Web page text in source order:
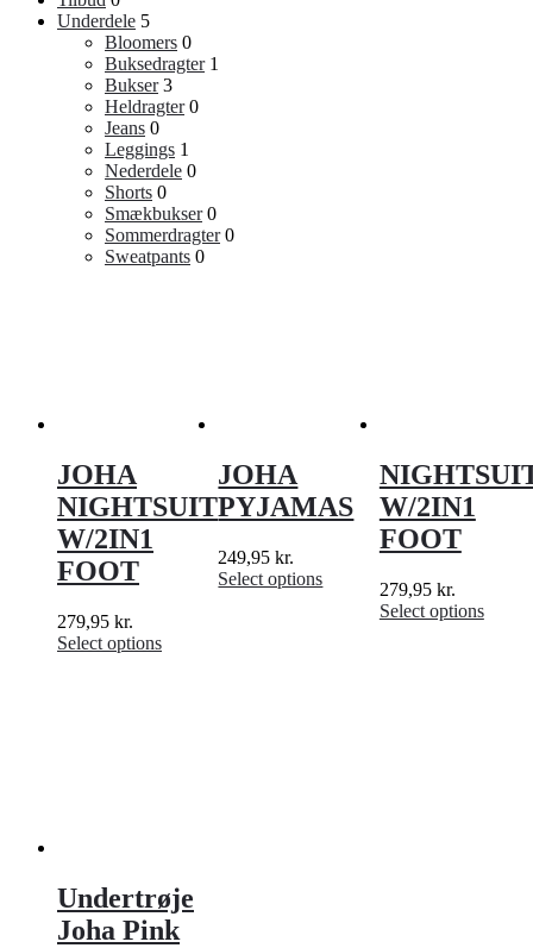
Underdele 5
Bloomers 0
Buksedragter 1
Bukser 3
Heldragter 0
Jeans 0
Leggings 1
Nederdele 0
Shorts 0
Smækbukser 0
Sommerdragter 0
Sweatpants 0
JOHA
NIGHTSUIT
W/2IN1
FOOT
279,95 kr.
Select options
JOHA
PYJAMAS
249,95kr.
Select options
W/2IN1
FOOT
279,95 kr.
Select options
Undertrøje
Joha Pink